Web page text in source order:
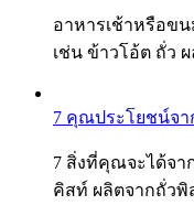
อาหารเช้าหรือข
เช่น ข้าวโอ้ต ถั่ว
7 คุณประโยชน์จ
7 สิ่งที่คุณจะได้จ
คิสท์ ผลิตจากถั่วพิ